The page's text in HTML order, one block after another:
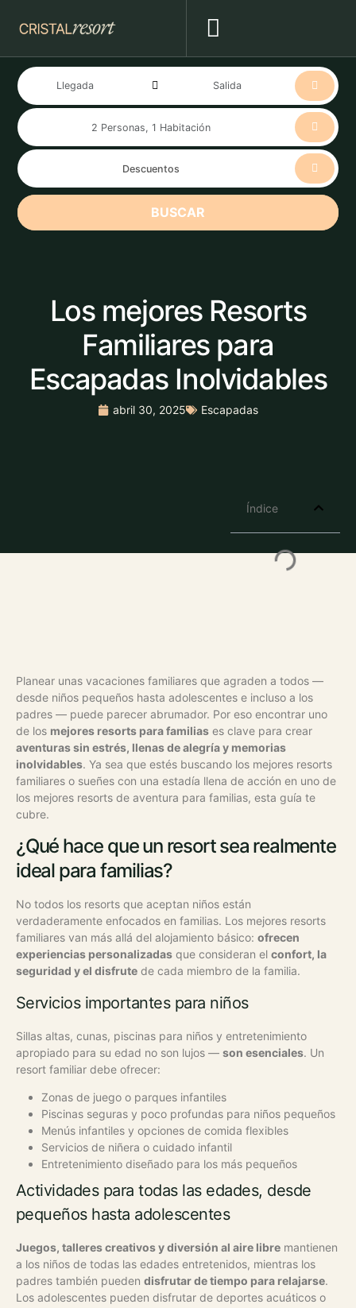
BUSCAR
Los mejores Resorts
Familiares para
Escapadas Inolvidables
abril 30, 2025 Escapadas
Índice
Planear unas vacaciones familiares que agraden a todos —
desde niños pequeños hasta adolescentes e incluso a los
padres — puede parecer abrumador. Por eso encontrar uno
de los mejores resorts para familias es clave para crear
aventuras sin estrés, llenas de alegría y memorias
inolvidables. Ya sea que estés buscando los mejores resorts
familiares o sueñes con una estadía llena de acción en uno de
los mejores resorts de aventura para familias, esta guía te
cubre.
¿Qué hace que un resort sea realmente
ideal para familias?
No todos los resorts que aceptan niños están
verdaderamente enfocados en familias. Los mejores resorts
familiares van más allá del alojamiento básico: ofrecen
experiencias personalizadas que consideran el confort, la
seguridad y el disfrute de cada miembro de la familia.
Servicios importantes para niños
Sillas altas, cunas, piscinas para niños y entretenimiento
apropiado para su edad no son lujos — son esenciales. Un
resort familiar debe ofrecer:
Zonas de juego o parques infantiles
Piscinas seguras y poco profundas para niños pequeños
Menús infantiles y opciones de comida flexibles
Servicios de niñera o cuidado infantil
Entretenimiento diseñado para los más pequeños
Actividades para todas las edades, desde
pequeños hasta adolescentes
Juegos, talleres creativos y diversión al aire libre mantienen
a los niños de todas las edades entretenidos, mientras los
padres también pueden disfrutar de tiempo para relajarse.
Los adolescentes pueden disfrutar de deportes acuáticos o